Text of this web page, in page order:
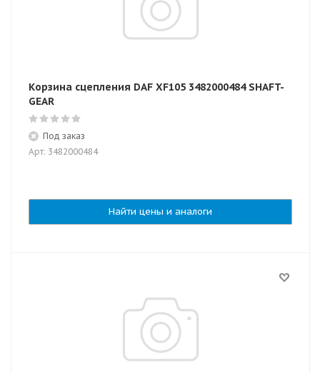
Корзина сцепления DAF XF105 3482000484 SHAFT-
GEAR
Под заказ
Арт: 3482000484
Найти цены и аналоги